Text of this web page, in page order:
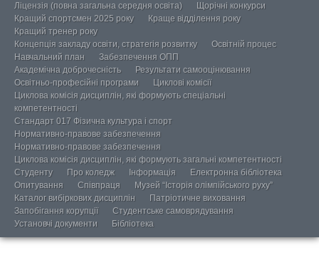
Ліцензія (повна загальна середня освіта)
Щорічні конкурси
Кращий спортсмен 2025 року
Краще відділення року
Кращий тренер року
Концепція закладу освіти, стратегія розвитку
Освітній процес
Навчальний план
Забезпечення ОПП
Академічна доброчесність
Результати самооцінювання
Освітньо-професійні програми
Циклові комісії
Циклова комісія дисциплін, які формують спеціальні
компетентності
Стандарт 017 Фізична культура і спорт
Нормативно-правове забезпечення
Нормативно-правове забезпечення
Циклова комісія дисциплін, які формують загальні компетентності
Студенту
Про коледж Інформація
Електронна бібліотека
Опитування
Співпраця
Музей “Історія олімпійського руху”
Каталог вибіркових дисциплін
Патріотичне виховання
Запобігання корупції
Студентське самоврядування
Установчі документи
Бібліотека